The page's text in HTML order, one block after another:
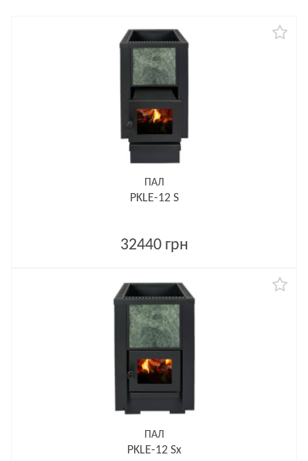
ПАЛ
PKLE-12 S
32440 грн
ПАЛ
PKLE-12 Sx